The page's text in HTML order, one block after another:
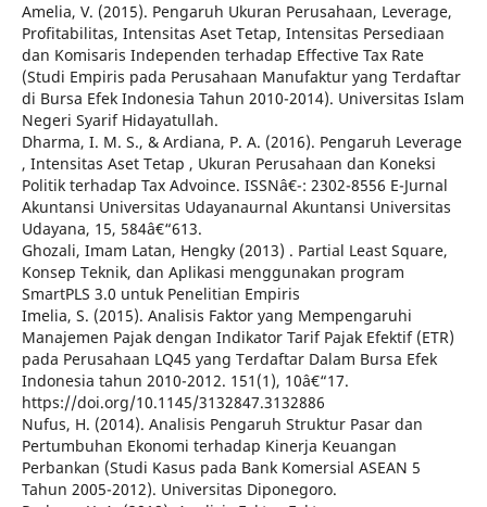
Amelia, V. (2015). Pengaruh Ukuran Perusahaan, Leverage,
Profitabilitas, Intensitas Aset Tetap, Intensitas Persediaan
dan Komisaris Independen terhadap Effective Tax Rate
(Studi Empiris pada Perusahaan Manufaktur yang Terdaftar
di Bursa Efek Indonesia Tahun 2010-2014). Universitas Islam
Negeri Syarif Hidayatullah.
Dharma, I. M. S., & Ardiana, P. A. (2016). Pengaruh Leverage
, Intensitas Aset Tetap , Ukuran Perusahaan dan Koneksi
Politik terhadap Tax Advoince. ISSNâ€¯: 2302-8556 E-Jurnal
Akuntansi Universitas Udayanaurnal Akuntansi Universitas
Udayana, 15, 584â€“613.
Ghozali, Imam Latan, Hengky (2013) . Partial Least Square,
Konsep Teknik, dan Aplikasi menggunakan program
SmartPLS 3.0 untuk Penelitian Empiris
Imelia, S. (2015). Analisis Faktor yang Mempengaruhi
Manajemen Pajak dengan Indikator Tarif Pajak Efektif (ETR)
pada Perusahaan LQ45 yang Terdaftar Dalam Bursa Efek
Indonesia tahun 2010-2012. 151(1), 10â€“17.
https://doi.org/10.1145/3132847.3132886
Nufus, H. (2014). Analisis Pengaruh Struktur Pasar dan
Pertumbuhan Ekonomi terhadap Kinerja Keuangan
Perbankan (Studi Kasus pada Bank Komersial ASEAN 5
Tahun 2005-2012). Universitas Diponegoro.